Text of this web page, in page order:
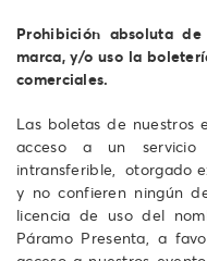
Prohibición absoluta
marca, y/o uso la
comerciales.
Las boletas de nuestros
acceso a un servicio
intransferible, otorgado
y no confieren ningún
licencia de uso del
Páramo Presenta, a